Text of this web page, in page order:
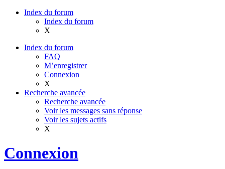
Index du forum
Index du forum
X
Index du forum
FAQ
M’enregistrer
Connexion
X
Recherche avancée
Recherche avancée
Voir les messages sans réponse
Voir les sujets actifs
X
Connexion